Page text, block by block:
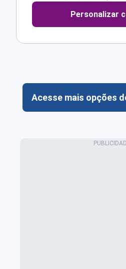
Personalizar
Acesse mais opções